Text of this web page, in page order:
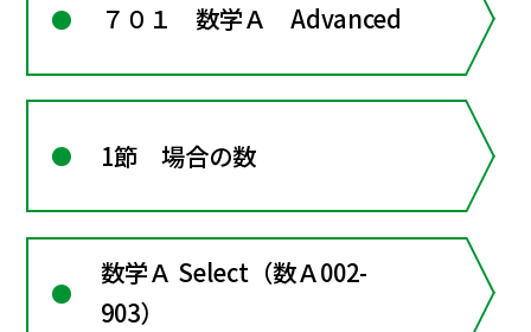
７０１ 数学Ａ Advanced
1節 場合の数
数学Ａ Select（数Ａ002-
903）